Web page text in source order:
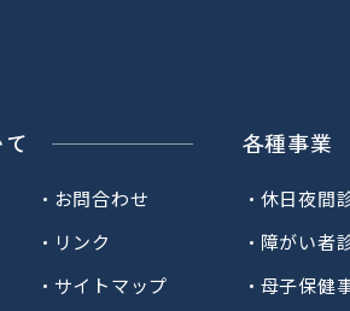
お問合わせ
リンク
サイトマップ
各種事業
休日夜間
障がい者
母子保健